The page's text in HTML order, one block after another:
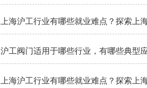
上海沪工行业有哪些就业难点？探索上
沪工阀门适用于哪些行业，有哪些典型
上海沪工行业有哪些就业难点？探索上